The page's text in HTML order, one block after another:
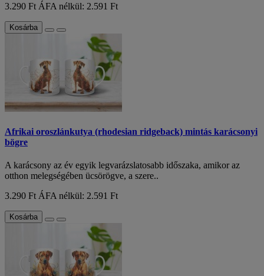
3.290 Ft ÁFA nélkül: 2.591 Ft
Kosárba
Afrikai oroszlánkutya (rhodesian ridgeback) mintás karácsonyi
bögre
A karácsony az év egyik legvarázslatosabb időszaka, amikor az
otthon melegségében ücsörögve, a szere..
3.290 FtÁFA nélkül: 2.591 Ft
Kosárba